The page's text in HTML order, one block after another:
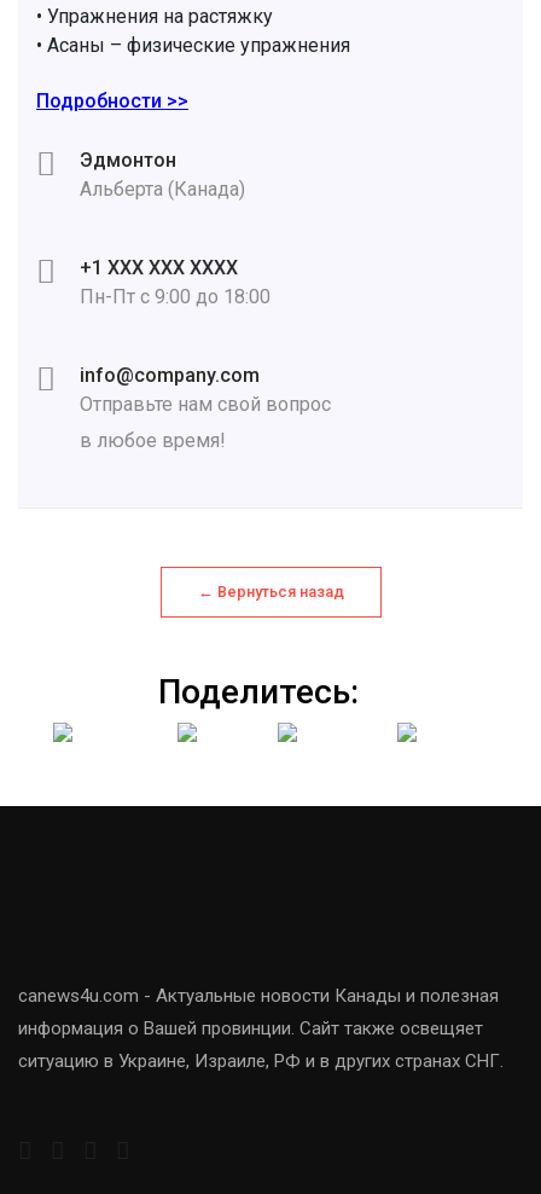
• Упражнения на растяжку
• Асаны – физические упражнения
Подробности >>
Эдмонтон
Альберта (Канада)
+1 XXX XXX XXXX
Пн-Пт с 9:00 до 18:00
info@company.com
Отправьте нам свой вопрос
в любое время!
← Вернуться назад
Поделитесь:
canews4u.com - Актуальные новости Канады и полезная
информация о Вашей провинции. Сайт также освещяет
ситуацию в Украине, Израиле, РФ и в других странах СНГ.